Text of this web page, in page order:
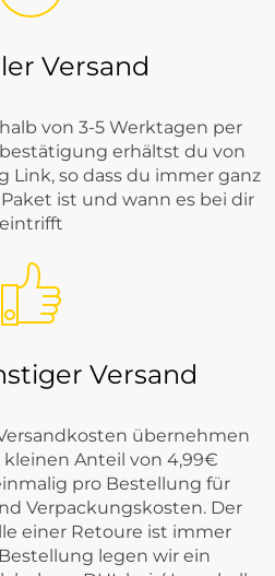
Versand
von 3-5 Werktagen per
erhältst du von
Link, so dass du immer ganz
ist und wann es bei dir
eintrifft
Versand
übernehmen
Anteil von 4,99€
pro Bestellung für
Verpackungskosten. Der
einer Retoure ist immer
legen wir ein